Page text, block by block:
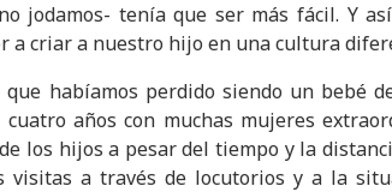
jodamos- tenía que ser más fácil. Y
a criar a nuestro hijo en una cultura
habíamos perdido siendo un bebé
años con muchas mujeres
los hijos a pesar del tiempo y la
visitas a través de locutorios y a la